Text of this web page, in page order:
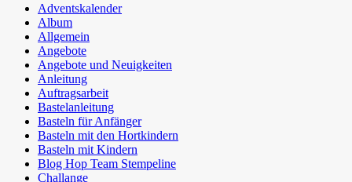
Adventskalender
Album
Allgemein
Angebote
Angebote und Neuigkeiten
Anleitung
Auftragsarbeit
Bastelanleitung
Basteln für Anfänger
Basteln mit den Hortkindern
Basteln mit Kindern
Blog Hop Team Stempeline
Challange